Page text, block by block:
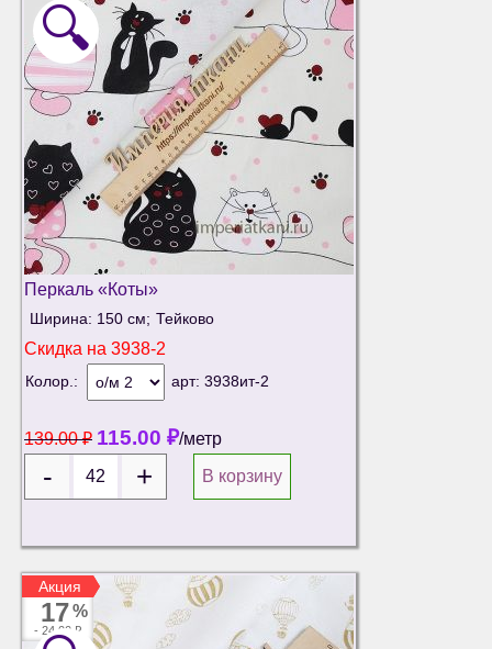
🔍
Перкаль «Коты»
Ширина: 150 см; Тейково
Скидка на 3938-2
Колор.: арт: 3938ит-2
139.00₽ 115.00 ₽/метр
В корзину
Акция
17%
- 24.00 ₽
Акция